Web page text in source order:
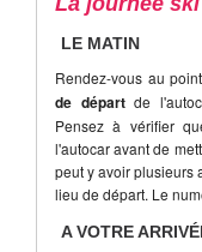
LE MATIN
Rendez-vous au
de départde
Pensez à vérifier
l'autocar avant de
peut y avoir plusieurs
lieu de départ. Le
A VOTRE